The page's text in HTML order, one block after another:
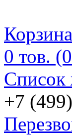
Корзина
0 тов.
Список
+7